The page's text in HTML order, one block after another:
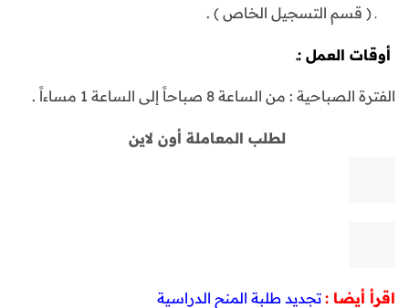
ـ ( قسم التسجيل الخاص ) .
أوقات العمل :ـ
الفترة الصباحية : من الساعة 8 صباحاً إلى الساعة 1 مساءاً .
لطلب المعاملة أون لاين
اقرأ أيضا : تجديد طلبة المنح الدراسية